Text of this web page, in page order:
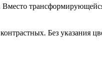
Без указания